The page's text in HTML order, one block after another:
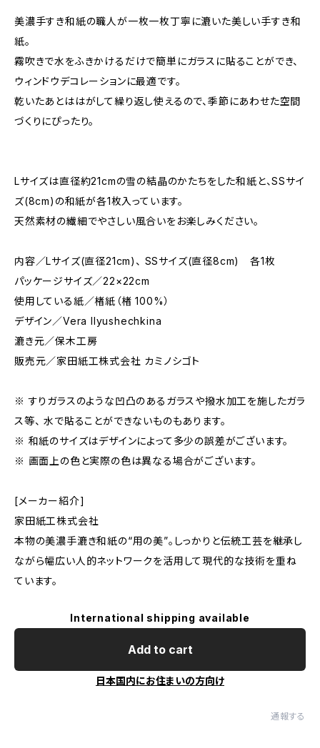
美濃手すき和紙の職人が一枚一枚丁寧に漉いた美しい手すき和
紙。
霧吹きで水をふきかけるだけで簡単にガラスに貼ることができ、
ウィンドウデコレーションに最適です。
乾いたあとははがして繰り返し使えるので、季節にあわせた空間
づくりにぴったり。
Lサイズは直径約21cmの雪の結晶のかたちをした和紙と、SSサイ
ズ(8cm)の和紙が各1枚入っています。
天然素材の繊細でやさしい風合いをお楽しみください。
内容／Lサイズ(直径21cm)、 SSサイズ(直径8cm) 各1枚
パッケージサイズ／22×22cm
使用している紙／楮紙（楮 100%）
デザイン／Vera Ilyushechkina
漉き元／保木工房
販売元／家田紙工株式会社 カミノシゴト
※ すりガラスのような凹凸のあるガラスや撥水加工を施したガラ
ス等、 水で貼ることができないものもあります。
※ 和紙のサイズはデザインによって多少の誤差がございます。
※ 画面上の色と実際の色は異なる場合がございます。
[メーカー紹介]
家田紙工株式会社
本物の美濃手漉き和紙の“用の美”。しっかりと伝統工芸を継承し
ながら幅広い人的ネットワークを活用して現代的な技術を重ね
ています。
International shipping available
Add to cart
日本国内にお住まいの方向け
通報する